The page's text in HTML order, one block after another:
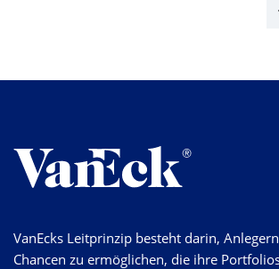
VanEcks Leitprinzip besteht darin,
Chancen zu ermöglichen, die ihre